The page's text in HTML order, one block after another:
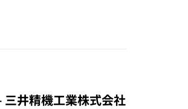
井精機工業株式会社